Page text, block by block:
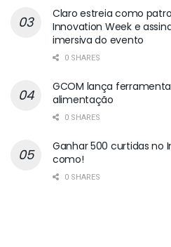
Claro estreia como
Innovation Week e
imersiva do evento
0 SHARES
GCOM lança
alimentação
0 SHARES
Ganhar 500 curtidas no
como!
0 SHARES